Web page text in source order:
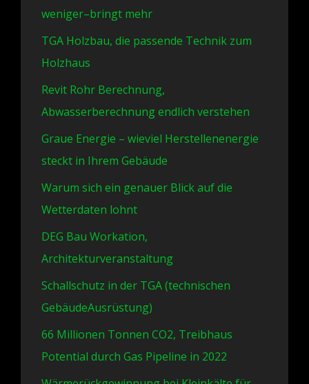
weniger–bringt mehr
TGA Holzbau, die passende Technik zum
Holzhaus
Revit Rohr Berechnung,
Abwasserberechnung endlich verstehen
Graue Energie – wieviel Herstellenenergie
steckt in Ihrem Gebäude
Warum sich ein genauer Blick auf die
Wetterdaten lohnt
DEG Bau Workation,
Architekturveranstaltung
Schallschutz in der TGA (technischen
GebäudeAusrüstung)
66 Millionen Tonnen CO2, Treibhaus
Potential durch Gas Pipeline in 2022